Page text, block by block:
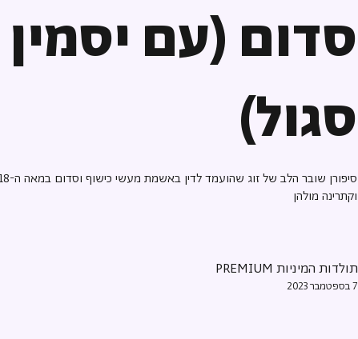
סדום (עם יסמין
סגול)
וקתרינה מולהן
תולדות המיניות PREMIUM
7 בספטמבר 2023